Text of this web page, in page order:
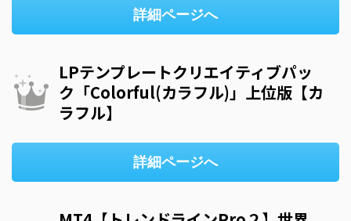
詳細ページへ
LPテンプレートクリエイティブパッ
ク「Colorful(カラフル)」上位版【カ
ラフル】
詳細ページへ